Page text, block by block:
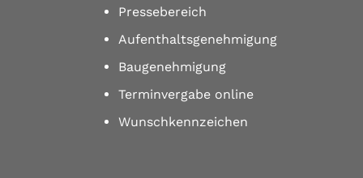
Pressebereich
Aufenthaltsgenehmigung
Baugenehmigung
Terminvergabe online
Wunschkennzeichen